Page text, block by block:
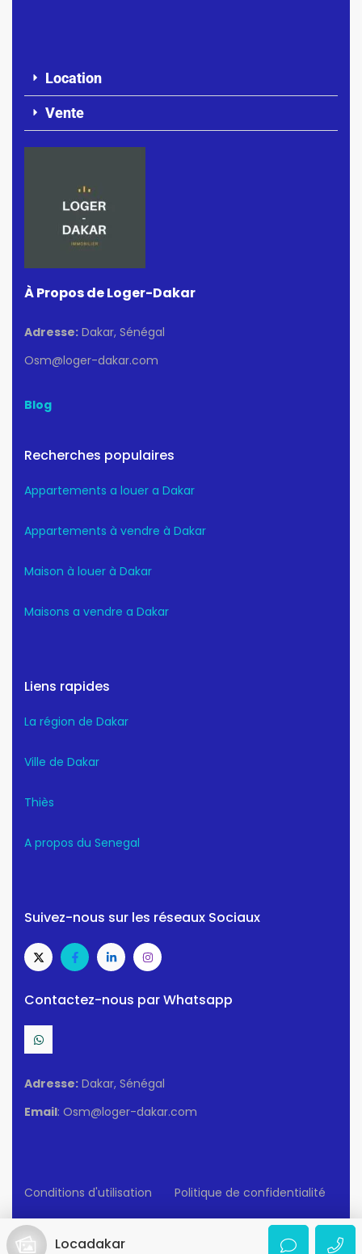
Location
Vente
À Propos de Loger-Dakar
Adresse: Dakar, Sénégal
Osm@loger-dakar.com
Blog
Recherches populaires
Appartements a louer a Dakar
Appartements à vendre à Dakar
Maison à louer à Dakar
Maisons a vendre a Dakar
Liens rapides
La région de Dakar
Ville de Dakar
Thiès
A propos du Senegal
Suivez-nous sur les réseaux Sociaux
Contactez-nous par Whatsapp
Adresse: Dakar, Sénégal
Email: Osm@loger-dakar.com
Conditions d'utilisation Politique de confidentialité
© 2025 Loger-Dakar. Tous Droits Réservés.
Locadakar